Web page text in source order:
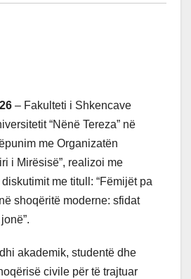
– Fakulteti i Shkencave
“Nënë Tereza” në
me Organizatën
i Mirësisë”, realizoi me
me titull: “Fëmijët pa
shoqëritë moderne: sfidat
akademik, studentë dhe
civile për të trajtuar